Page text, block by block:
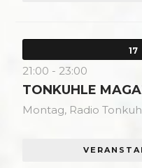
17
21:00 - 23:00
TONKUHLE
Montag, Radio